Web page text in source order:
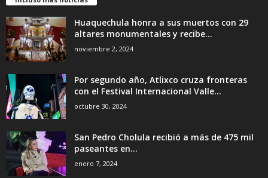
Huaquechula honra a sus muertos con 29
altares monumentales y recibe...
noviembre 2, 2024
Por segundo año, Atlixco cruza fronteras
con el Festival Internacional Valle...
octubre 30, 2024
San Pedro Cholula recibió a más de 475 mil
paseantes en...
enero 7, 2024